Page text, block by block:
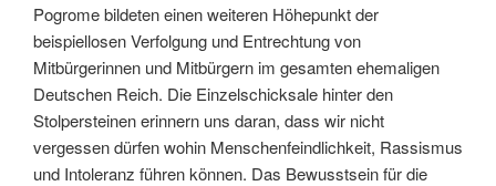
Pogrome bildeten einen weiteren Höhepunkt der
beispiellosen Verfolgung und Entrechtung von
Mitbürgerinnen und Mitbürgern im gesamten ehemaligen
Deutschen Reich. Die Einzelschicksale hinter den
Stolpersteinen erinnern uns daran, dass wir nicht
vergessen dürfen wohin Menschenfeindlichkeit, Rassismus
und Intoleranz führen können. Das Bewusstsein für die